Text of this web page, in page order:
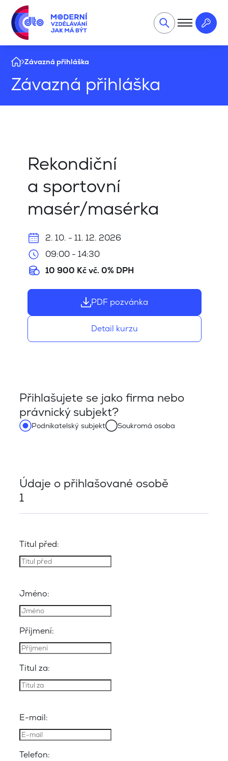
Závazná přihláška
Závazná přihláška
Rekondiční
a sportovní
masér/masérka
2. 10. - 11. 12. 2026
09:00 - 14:30
10 900 Kč vč. 0% DPH
PDF pozvánka
Detail kurzu
Přihlašujete se jako firma nebo
právnický subjekt?
Podnikatelský subjekt Soukromá osoba
Údaje o přihlašované osobě
1
Titul před:
Jméno:
Příjmení:
Titul za:
E-mail:
Telefon: